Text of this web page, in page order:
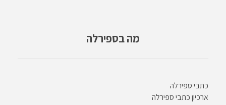
מה בספירלה
כתבי ספירלה
ארכיון כתבי ספירלה